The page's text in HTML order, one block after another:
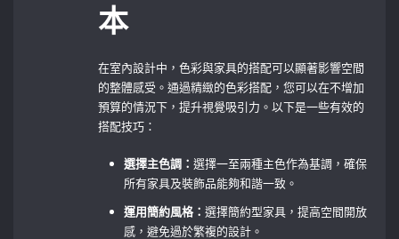
本
在室內設計中，色彩與家具的搭配可以顯著影響空間
的整體感受。通過精緻的色彩搭配，您可以在不增加
預算的情況下，提升視覺吸引力。以下是一些有效的
搭配技巧：
選擇主色調：選擇一至兩種主色作為基調，確保
所有家具及裝飾品能夠和諧一致。
運用簡約風格：選擇簡約型家具，提高空間開放
感，避免過於繁複的設計。